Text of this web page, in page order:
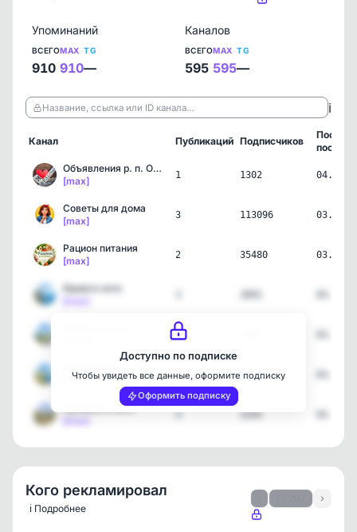
Упоминаний
ВСЕГО
910
MAX
910
TG
—
Каналов
ВСЕГО
595
MAX
595
TG
—
Название, ссылка или ID канала… ℹ️
Канал Публикаций Подписчиков
пост
Объявления р. п. Ордынск…
[max]
1 1302
Советы для дома
[max]
3 113096
Рацион питания
[max]
2 35480
Крым в сети
3
[max]
3 2576
Луганск в сети
3 2245
Доступно по подписке
Чтобы увидеть все данные, оформите подписку
Оформить подписку
Кого рекламировал
ℹ️ Подробнее
›